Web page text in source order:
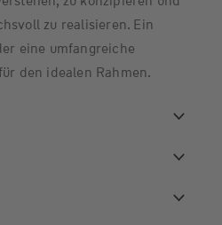
zu realisieren. Ein
eine umfangreiche
den idealen Rahmen.